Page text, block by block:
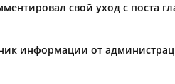
свой уход с поста
информации от